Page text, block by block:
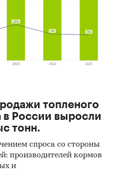
топленого
России выросли
тонн.
спроса со стороны
производителей кормов
и